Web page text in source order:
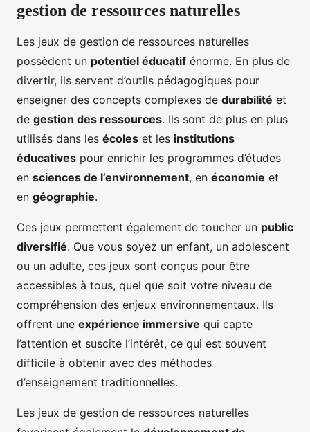
gestion de ressources naturelles
Les jeux de gestion de ressources naturelles
possèdent un potentiel éducatif énorme. En plus de
divertir, ils servent d’outils pédagogiques pour
enseigner des concepts complexes de durabilité et
de gestion des ressources. Ils sont de plus en plus
utilisés dans les écoles et les institutions
éducatives pour enrichir les programmes d’études
en sciences de l’environnement, en économie et
en géographie.
Ces jeux permettent également de toucher un public
diversifié. Que vous soyez un enfant, un adolescent
ou un adulte, ces jeux sont conçus pour être
accessibles à tous, quel que soit votre niveau de
compréhension des enjeux environnementaux. Ils
offrent une expérience immersive qui capte
l’attention et suscite l’intérêt, ce qui est souvent
difficile à obtenir avec des méthodes
d’enseignement traditionnelles.
Les jeux de gestion de ressources naturelles